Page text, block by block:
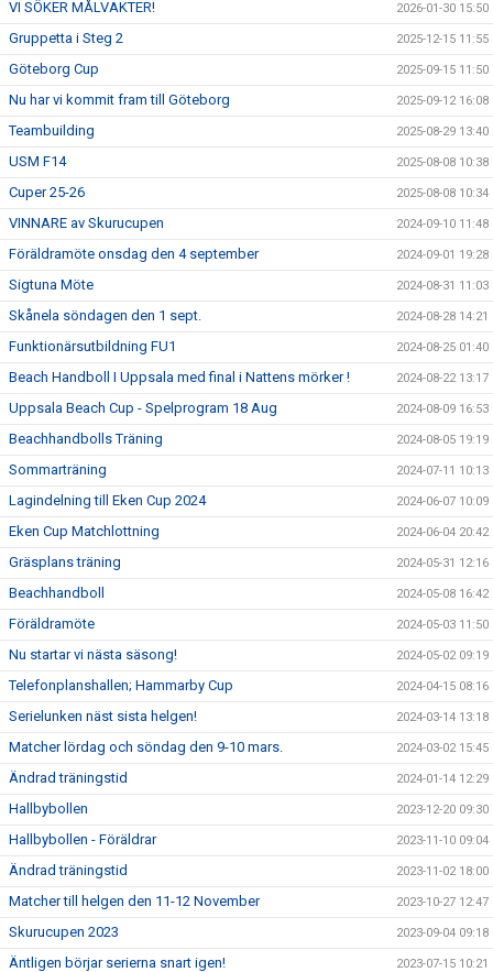
VI SÖKER MÅLVAKTER! 2026-01-30 15:50
Gruppetta i Steg 2 2025-12-15 11:55
Göteborg Cup 2025-09-15 11:50
Nu har vi kommit fram till Göteborg 2025-09-12 16:08
Teambuilding 2025-08-29 13:40
USM F14 2025-08-08 10:38
Cuper 25-26 2025-08-08 10:34
VINNARE av Skurucupen 2024-09-10 11:48
Föräldramöte onsdag den 4 september 2024-09-01 19:28
Sigtuna Möte 2024-08-31 11:03
Skånela söndagen den 1 sept. 2024-08-28 14:21
Funktionärsutbildning FU1 2024-08-25 01:40
Beach Handboll I Uppsala med final i Nattens mörker ! 2024-08-22 13:17
Uppsala Beach Cup - Spelprogram 18 Aug 2024-08-09 16:53
Beachhandbolls Träning 2024-08-05 19:19
Sommarträning 2024-07-11 10:13
Lagindelning till Eken Cup 2024 2024-06-07 10:09
Eken Cup Matchlottning 2024-06-04 20:42
Gräsplans träning 2024-05-31 12:16
Beachhandboll 2024-05-08 16:42
Föräldramöte 2024-05-03 11:50
Nu startar vi nästa säsong! 2024-05-02 09:19
Telefonplanshallen; Hammarby Cup 2024-04-15 08:16
Serielunken näst sista helgen! 2024-03-14 13:18
Matcher lördag och söndag den 9-10 mars. 2024-03-02 15:45
Ändrad träningstid 2024-01-14 12:29
Hallbybollen 2023-12-20 09:30
Hallbybollen - Föräldrar 2023-11-10 09:04
Ändrad träningstid 2023-11-02 18:00
Matcher till helgen den 11-12 November 2023-10-27 12:47
Skurucupen 2023 2023-09-04 09:18
Äntligen börjar serierna snart igen! 2023-07-15 10:21